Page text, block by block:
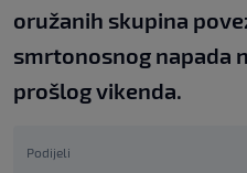
oružanih skupina
smrtonosnog napada
prošlog vikenda.
Podijeli